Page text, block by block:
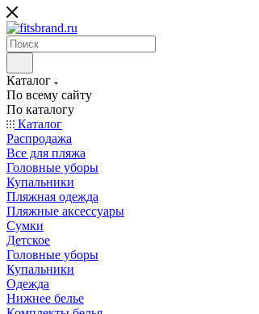
Каталог
По всему сайту
По каталогу
Каталог
Распродажа
Все для пляжа
Головные уборы
Купальники
Пляжная одежда
Пляжные аксессуары
Сумки
Детское
Головные уборы
Купальники
Одежда
Нижнее белье